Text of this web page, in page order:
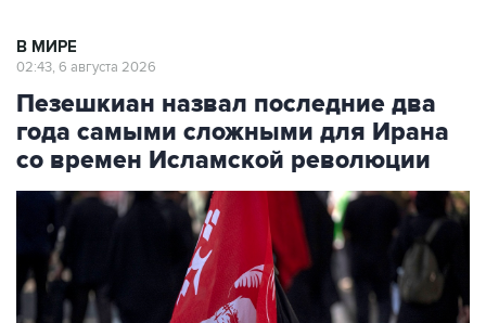
В МИРЕ
02:43, 6 августа 2026
Пезешкиан назвал последние два
года самыми сложными для Ирана
со времен Исламской революции